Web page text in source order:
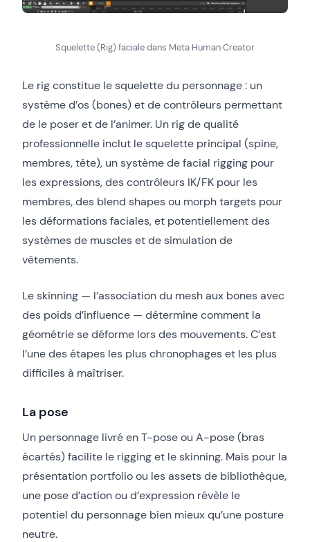
Squelette (Rig) faciale dans Meta Human Creator
Le rig constitue le squelette du personnage : un
système d’os (bones) et de contrôleurs permettant
de le poser et de l’animer. Un rig de qualité
professionnelle inclut le squelette principal (spine,
membres, tête), un système de facial rigging pour
les expressions, des contrôleurs IK/FK pour les
membres, des blend shapes ou morph targets pour
les déformations faciales, et potentiellement des
systèmes de muscles et de simulation de
vêtements.
Le skinning — l’association du mesh aux bones avec
des poids d’influence — détermine comment la
géométrie se déforme lors des mouvements. C’est
l’une des étapes les plus chronophages et les plus
difficiles à maîtriser.
La pose
Un personnage livré en T-pose ou A-pose (bras
écartés) facilite le rigging et le skinning. Mais pour la
présentation portfolio ou les assets de bibliothèque,
une pose d’action ou d’expression révèle le
potentiel du personnage bien mieux qu’une posture
neutre.